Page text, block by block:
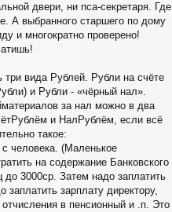
двери, ни пса-секретаря. Где
А выбранного старшего по дому
и многократно проверено!
вида Рублей. Рубли на счёте
и Рубли - «чёрный нал».
за нал можно в два
и НалРублём, если всё
такое:
человека. (Маленькое
на содержание Банковского
до 3000ср. Затем надо заплатить
зарплату директору,
в пенсионный и .п. Это